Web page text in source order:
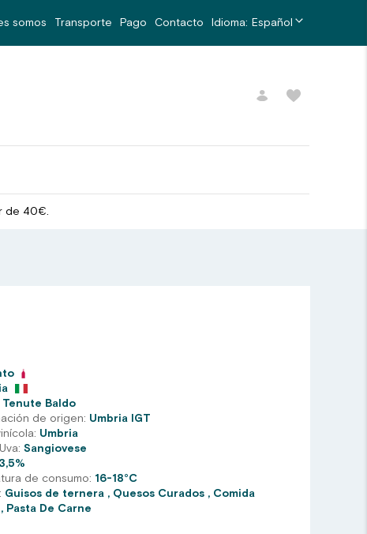
somos Transporte Pago Contacto Idioma: Español
de 40€.
Tenute Baldo
de origen: Umbria IGT
Umbria
Sangiovese
de consumo: 16-18°C
Guisos de ternera , Quesos Curados , Comida
, Pasta De Carne